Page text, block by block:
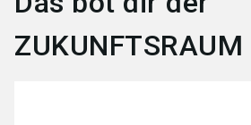
ZUKUNFTSRAUM